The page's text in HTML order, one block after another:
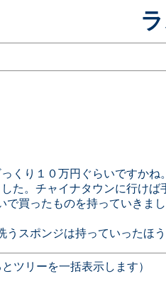
くり１０万円ぐらいですかね。
た。チャイナタウンに行けば
で買ったものを持っていきま
スポンジは持っていったほう
ツリーを一括表示します）